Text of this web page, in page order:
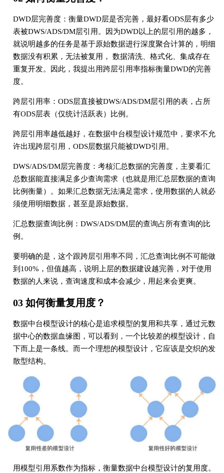
DWD层完善度：衡量DWD层是否完善，最好看ODS层有多少
表被DWS/ADS/DM层引⽤。因为DWD以上的层引⽤的越多，
就说明越多的任务是基于原始数据进⾏深度聚合计算的，明细
数据没有积累，⽆法被复⽤， 数据清洗、格式化、集成存在
重复开发。因此，我提出⽤跨层引⽤率指标衡量DWD的完善
度。
跨层引⽤率：ODS层直接被DWS/ADS/DM层引⽤的表，占所
有ODS层表（仅统计活跃表）⽐例。
跨层引⽤率越低越好，在数据中台模型设计规范中，要求不允
许出现跨层引⽤，ODS层数据只能被DWD引⽤。
DWS/ADS/DM层完善度：考核汇总数据的完善度，主要看汇
总数据能直接满⾜多少查询需求（也就是⽤汇总层数据的查询
⽐例衡量）。如果汇总数据⽆法满⾜需求，使⽤数据的⼈就必
须使⽤明细数据，甚⾄是原始数据。
汇总数据查询⽐例：DWS/ADS/DM层的查询占所有查询的⽐
例。
要明确的是，这个跟跨层引⽤率不同，汇总查询⽐例不可能做
到100%，但值越⾼，说明上层的数据建设越完善，对于使⽤
数据的⼈来说，查询速度和成本会减少，⽤起来会更爽。
03 如何衡量复用度？
数据中台模型设计的核⼼是追求模型的复⽤和共享，通过元数
据中⼼的数据⾎缘图，可以看到，⼀个⽐较差的模型设计，⾃
下⽽上是⼀条线。⽽⼀个理想的模型设计，它应该是交织的发
散型结构。
⽤模型引⽤系数作为指标，衡量数据中台模型设计的复⽤度。